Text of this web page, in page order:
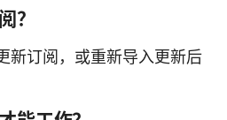
？
新订阅，或重新导入更新后